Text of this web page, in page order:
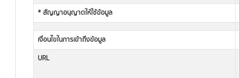
* สัญญาอนุญาตให้ใช้ข้อมูล
เงื่อนไขในการเข้าถึงข้อมูล
URL